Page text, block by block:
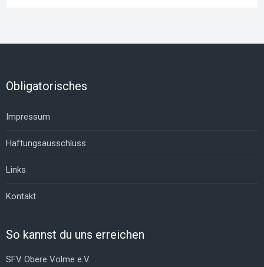
Obligatorisches
Impressum
Haftungsausschluss
Links
Kontakt
So kannst du uns erreichen
SFV Obere Volme e.V.